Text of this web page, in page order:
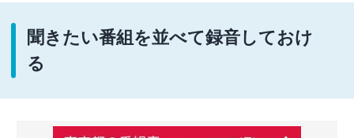
聞きたい番組を並べて録音しておけ
る